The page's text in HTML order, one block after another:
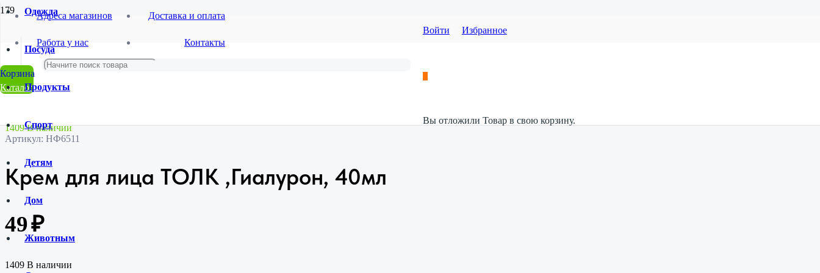
Адреса магазинов
Работа у нас
Доставка и оплата
Контакты
Каталог
Войти Избранное
Вы отложили Товарв свою корзину.
Одежда
Посуда
Продукты
Спорт
Детям
Дом
Животным
Главная
Магазин
Красота и гигиена
Уход за телом
Крем для лица ТОЛК ,Гиалурон, 40мл
1409 В наличии
Артикул: НФ6511
Крем для лица ТОЛК ,Гиалурон, 40мл
49₽
1409 В наличии